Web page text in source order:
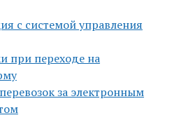
с системой управления
при переходе на
за электронным